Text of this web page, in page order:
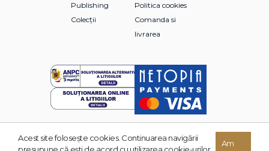
Publishing
Colecții
Politica cookies
Comanda si
livrarea
© 2026 Grupul Editorial TREI. Toate drepturile rezervate.
Acest site foloseşte cookies. Continuarea navigării
presupune că eşti de acord cu utilizarea cookie-urilor.
Am